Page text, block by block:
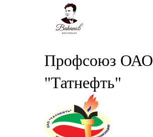
Профсоюз ОАО
"Татнефть"